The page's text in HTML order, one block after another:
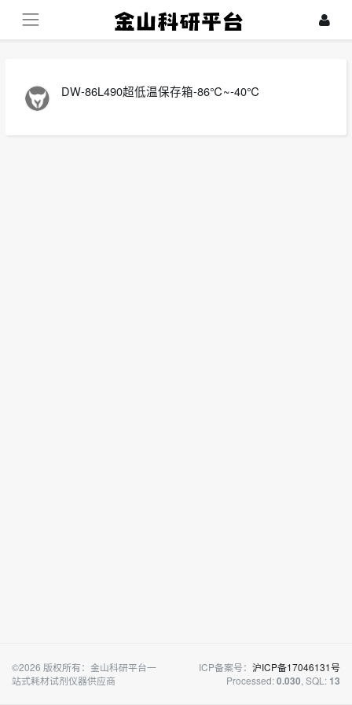
DW-86L490超低温保存箱-86℃~-40℃
©2026 版权所有：金山科研平台一
站式耗材试剂仪器供应商
ICP备案号： 沪ICP备17046131号
Processed:0.030, SQL: 13